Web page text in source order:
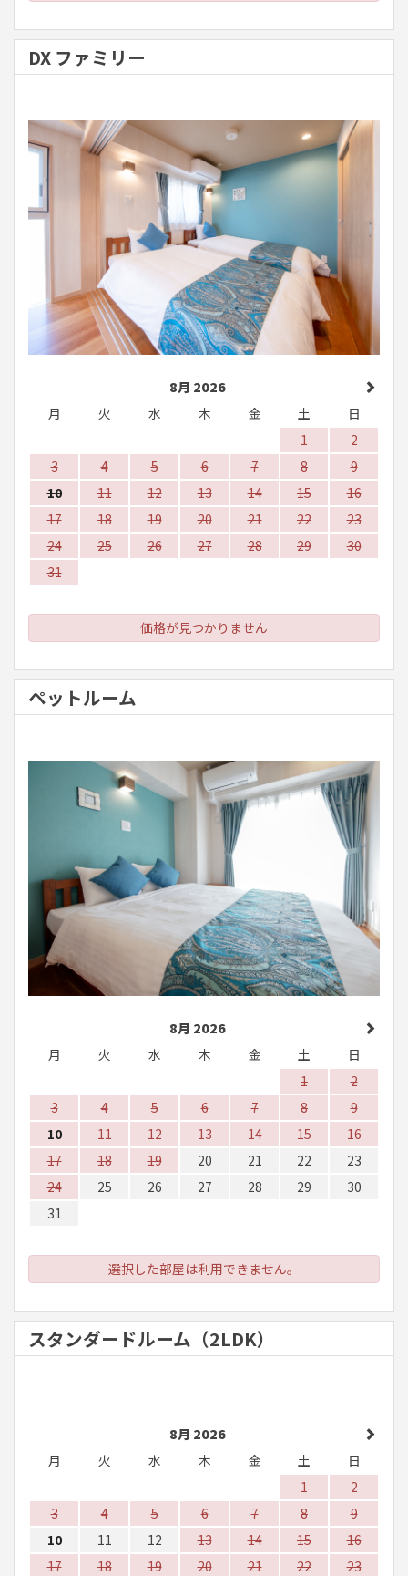
DX ファミリー
8月 2026
月
火 水 木 金 土
日
1
2
3
4 5 6 7 8
9
10
11 12 13 14 15
16
17
18 19 20 21 22
23
24
25 26 27 28 29
30
31
価格が見つかりません
ペットルーム
8月 2026
月
火 水 木 金 土
日
1
2
3
4 5 6 7 8
9
10
11 12 13 14 15
16
17
18 19 20 21 22
23
24
25 26 27 28 29
30
31
選択した部屋は利用できません。
スタンダードルーム（2LDK）
8月 2026
月
火 水 木 金 土
日
1
2
3
4 5 6 7 8
9
10
11 12 13 14 15
16
17
18 19 20 21 22 23